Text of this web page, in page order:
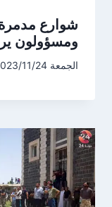
شوارع
ومسؤولون
الجمعة 2023/11/24